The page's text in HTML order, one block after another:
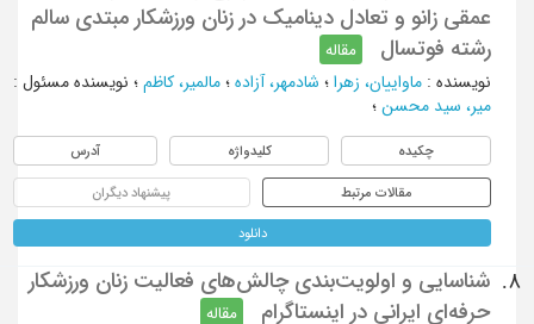
عمقی زانو و تعادل دینامیک در زنان ورزشکار مبتدی سالم
رشته فوتسال
مقاله
نویسنده: ماواییان، زهرا ؛ شادمهر، آزاده؛ مالمیر، کاظم؛ نویسنده مسئول :
میر، سید محسن؛
چکیده کلیدواژه آدرس
مقالات مرتبط پیشنهاد دیگران
دانلود
8.
شناسایی و اولویت‌بندی چالش‌های فعالیت زنان ورزشکار
حرفه‌ای ایرانی در اینستاگرام
مقاله